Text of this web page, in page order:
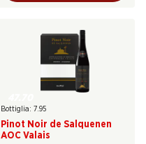
Bottiglia: 7.95
Pinot Noir de Salquenen
AOC Valais